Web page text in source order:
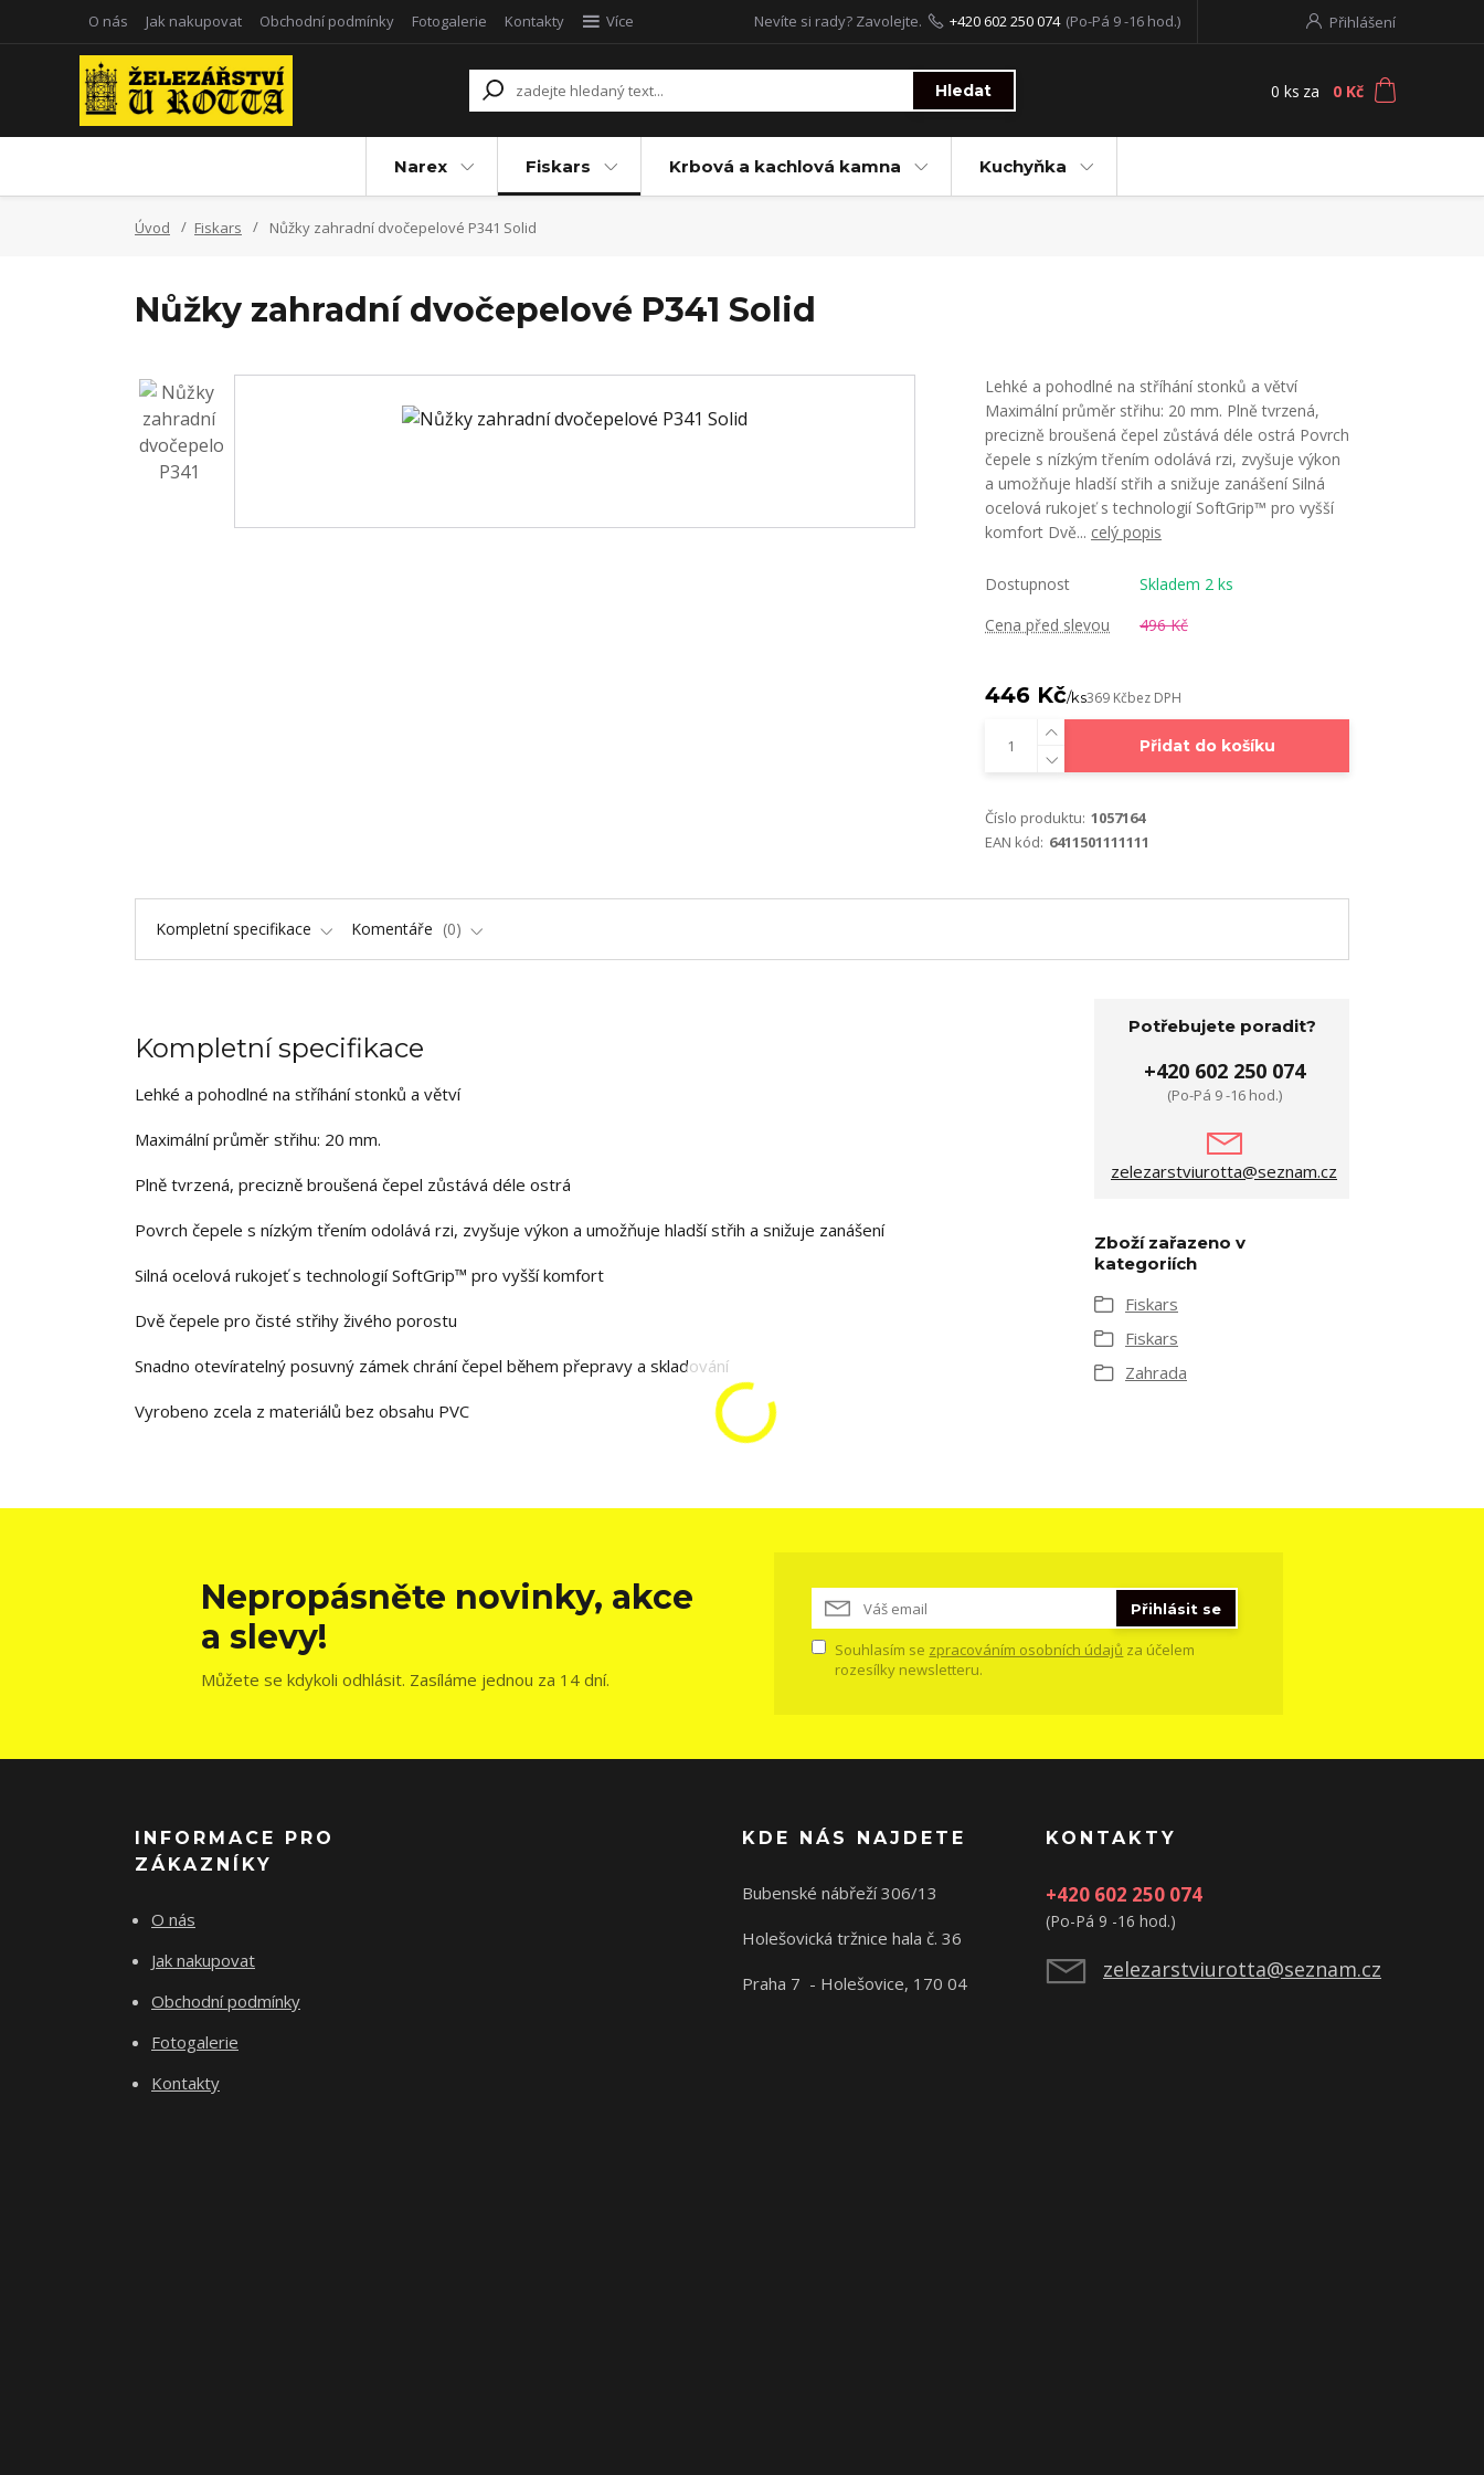
O nás Jak nakupovat Obchodní podmínky Fotogalerie Kontakty Více Přihlášení
Hledat
Nevíte si rady? Zavolejte. +420 602 250 074 (Po-Pá 9 -16 hod.)
0 ks za 0 Kč
Narex Fiskars Krbová a kachlová kamna Kuchyňka
Úvod Fiskars Nůžky zahradní dvočepelové P341 Solid
Nůžky zahradní dvočepelové P341 Solid
Lehké a pohodlné na stříhání stonků a větví
Maximální průměr střihu: 20 mm. Plně tvrzená,
precizně broušená čepel zůstává déle ostrá Povrch
čepele s nízkým třením odolává rzi, zvyšuje výkon
a umožňuje hladší střih a snižuje zanášení Silná
ocelová rukojeť s technologií SoftGrip™ pro vyšší
komfort Dvě... celý popis
Dostupnost
Skladem 2 ks
Cena před slevou
496 Kč
446 Kč/ks369 Kčbez DPH
Přidat do košíku
Číslo produktu: 1057164
EAN kód: 6411501111111
Kompletní specifikace Komentáře 0
Kompletní specifikace
Lehké a pohodlné na stříhání stonků a větví
Maximální průměr střihu: 20 mm.
Plně tvrzená, precizně broušená čepel zůstává déle ostrá
Povrch čepele s nízkým třením odolává rzi, zvyšuje výkon a umožňuje hladší střih a snižuje zanášení
Silná ocelová rukojeť s technologií SoftGrip™ pro vyšší komfort
Dvě čepele pro čisté střihy živého porostu
Snadno otevíratelný posuvný zámek chrání čepel během přepravy a skladování
Vyrobeno zcela z materiálů bez obsahu PVC
Potřebujete poradit?
+420 602 250 074
(Po-Pá 9 -16 hod.)
zelezarstviurotta@seznam.cz
Zboží zařazeno v
kategoriích
Fiskars
Fiskars
Zahrada
Nepropásněte novinky, akce
a slevy!
Můžete se kdykoli odhlásit. Zasíláme jednou za 14 dní.
Přihlásit se
Souhlasím se zpracováním osobních údajů za účelem
rozesílky newsletteru.
INFORMACE PRO
ZÁKAZNÍKY
O nás
Jak nakupovat
Obchodní podmínky
Fotogalerie
Kontakty
KDE NÁS NAJDETE
Bubenské nábřeží 306/13
Holešovická tržnice hala č. 36
Praha 7 - Holešovice, 170 04
KONTAKTY
+420 602 250 074
(Po-Pá 9 -16 hod.)
zelezarstviurotta@seznam.cz